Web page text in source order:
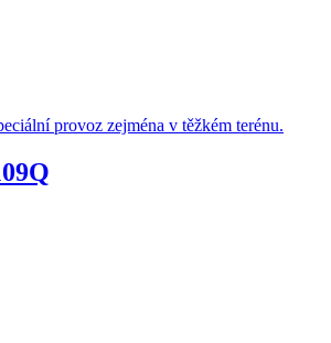
provoz zejména v těžkém terénu.